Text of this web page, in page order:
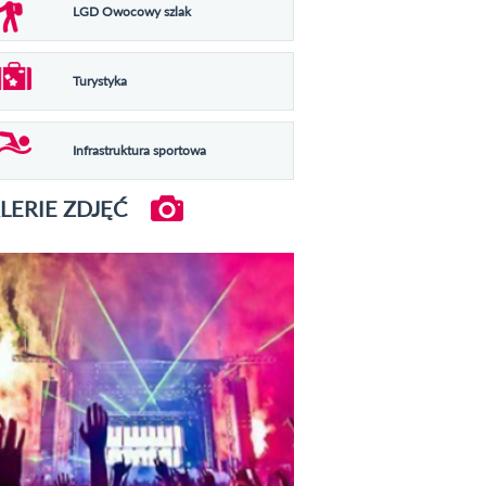
LGD Owocowy szlak
Turystyka
Infrastruktura sportowa
ZDJĘĆ